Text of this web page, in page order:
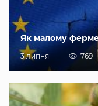
Як малому
3 липня 769